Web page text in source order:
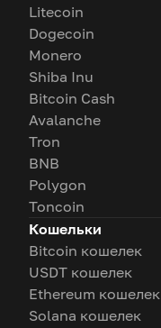
Litecoin
Dogecoin
Monero
Shiba Inu
Bitcoin Cash
Avalanche
Tron
BNB
Polygon
Toncoin
Кошельки
Bitcoin кошелек
USDT кошелек
Ethereum кошелек
Solana кошелек